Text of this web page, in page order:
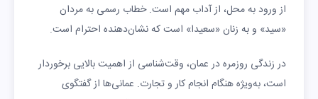
از ورود به محل، از آداب مهم است. خطاب رسمی به مردان
«سید» و به زنان «سعیدا» است که نشان‌دهنده احترام است.
در زندگی روزمره در عمان، وقت‌شناسی از اهمیت بالایی برخوردار
است، به‌ویژه هنگام انجام کار و تجارت. عمانی‌ها از گفتگوی